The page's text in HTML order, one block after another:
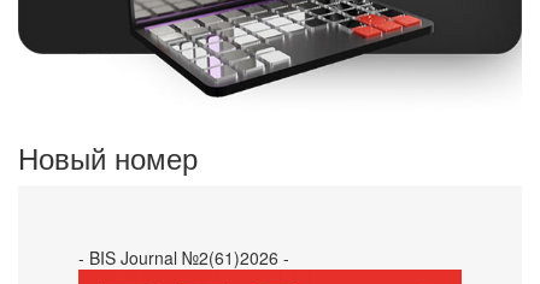
Новый номер
- BIS Journal №2(61)2026 -